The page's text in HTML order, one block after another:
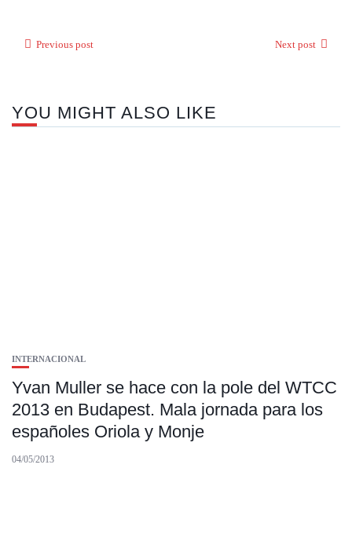
Previous post Next post
YOU MIGHT ALSO LIKE
INTERNACIONAL
Yvan Muller se hace con la pole del WTCC
2013 en Budapest. Mala jornada para los
españoles Oriola y Monje
04/05/2013